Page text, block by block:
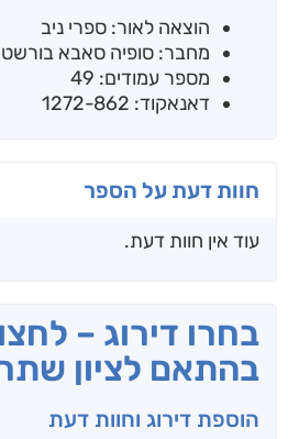
הוצאה לאור: ספרי ניב
מחבר: סופיה סאבא
מספר עמודים: 49
דאנאקוד: 1272-862
חוות דעת על הספר
עוד אין חוות דעת.
בחרו דירוג –
בהתאם לציון
הוספת דירוג וחוות דעת